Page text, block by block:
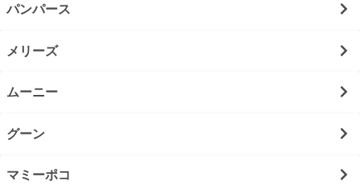
パンパース
メリーズ
ムーニー
グーン
マミーポコ